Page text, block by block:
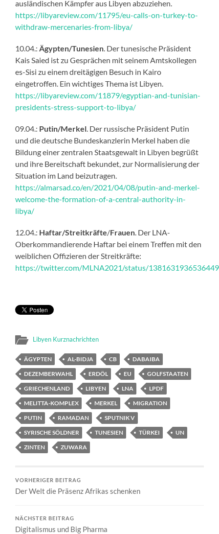
ausländischen Kämpfer aus Libyen abzuziehen.
https://libyareview.com/11795/eu-calls-on-turkey-to-
withdraw-mercenaries-from-libya/
10.04.: Ägypten/Tunesien . Der tunesische Präsident
Kais Saied ist zu Gesprächen mit seinem Amtskollegen
es-Sisi zu einem dreitägigen Besuch in Kairo
eingetroffen. Ein wichtiges Thema ist Libyen.
https://libyareview.com/11879/egyptian-and-tunisian-
presidents-stress-support-to-libya/
09.04.: Putin/Merkel . Der russische Präsident Putin
und die deutsche Bundeskanzlerin Merkel haben die
Bildung einer zentralen Staatsgewalt in Libyen begrüßt
und ihre Bereitschaft bekundet, zur Normalisierung der
Situation im Land beizutragen.
https://almarsad.co/en/2021/04/08/putin-and-merkel-
welcome-the-formation-of-a-central-authority-in-
libya/
12.04.: Haftar/Streitkräfte/Frauen . Der LNA-
Oberkommandierende Haftar bei einem Treffen mit den
weiblichen Offizieren der Streitkräfte:
https://twitter.com/MLNA2021/status/
Libyen Kurznachrichten
ÄGYPTEN AL-BIDJA CB
DABAIBA
DEZEMBERWAHL
ERDÖL EU
GOLFSTAATEN
GRIECHENLAND
LIBYEN LNA
LPDF
MELITTA-KOMPLEX
MERKEL
MIGRATION
PUTIN
RAMADAN
SPUTNIK V
SYRISCHE SÖLDNER
TUNESIEN TÜRKEI
UN
ZINTEN
ZUWARA
VORHERIGER BEITRAG
Der Welt die Präsenz Afrikas schenken
NÄCHSTER BEITRAG
Digitalismus und Big Pharma